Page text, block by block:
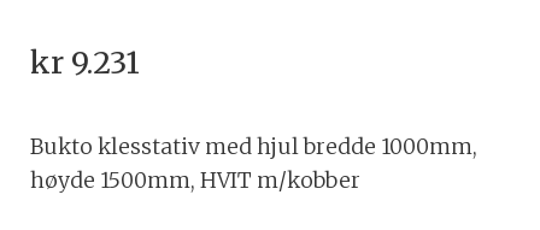
kr9.231
Bukto klesstativ med hjul bredde 1000mm,
høyde 1500mm, HVIT m/kobber